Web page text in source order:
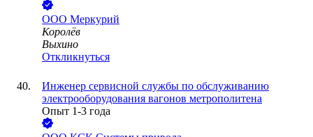
ООО Меркурий
Королёв
Выхино
Откликнуться
Инженер сервисной службы по обслуживанию
электрооборудования вагонов метрополитена
Опыт 1-3 года